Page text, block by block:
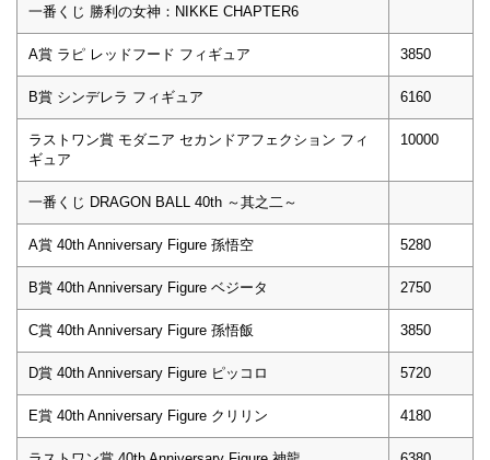
一番くじ 勝利の女神：NIKKE CHAPTER6
A賞 ラピ レッドフード フィギュア 3850
B賞 シンデレラ フィギュア 6160
ラストワン賞 モダニア セカンドアフェクション フィ
ギュア
10000
一番くじ DRAGON BALL 40th ～其之二～
A賞 40th Anniversary Figure 孫悟空 5280
B賞 40th Anniversary Figure ベジータ 2750
C賞 40th Anniversary Figure 孫悟飯 3850
D賞 40th Anniversary Figure ピッコロ 5720
E賞 40th Anniversary Figure クリリン 4180